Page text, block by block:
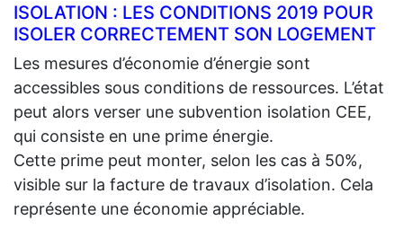
ISOLATION : LES CONDITIONS 2019 POUR
ISOLER CORRECTEMENT SON LOGEMENT
Les mesures d’économie d’énergie sont
accessibles sous conditions de ressources. L’état
peut alors verser une subvention isolation CEE,
qui consiste en une prime énergie.
Cette prime peut monter, selon les cas à 50%,
visible sur la facture de travaux d’isolation. Cela
représente une économie appréciable.